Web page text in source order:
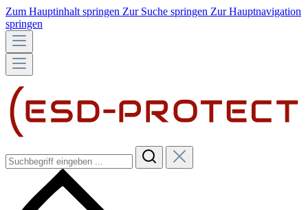
Zum Hauptinhalt springen Zur Suche springen Zur Hauptnavigation
springen